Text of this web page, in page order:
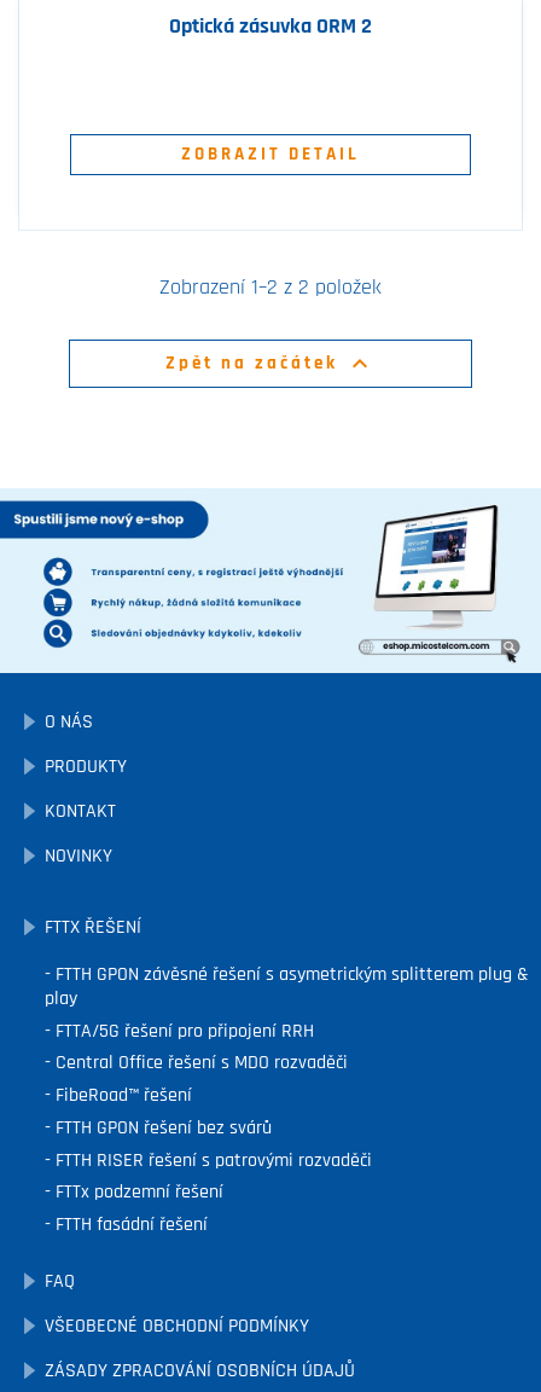
Optická zásuvka ORM 2
ZOBRAZIT DETAIL
Zobrazení 1–2 z 2 položek
Zpět na začátek 
O NÁS
PRODUKTY
KONTAKT
NOVINKY
FTTX ŘEŠENÍ
FTTH GPON závěsné řešení s asymetrickým splitterem plug &
play
FTTA/5G řešení pro připojení RRH
Central Office řešení s MDO rozvaděči
FibeRoad™ řešení
FTTH GPON řešení bez svárů
FTTH RISER řešení s patrovými rozvaděči
FTTx podzemní řešení
FTTH fasádní řešení
FAQ
VŠEOBECNÉ OBCHODNÍ PODMÍNKY
ZÁSADY ZPRACOVÁNÍ OSOBNÍCH ÚDAJŮ